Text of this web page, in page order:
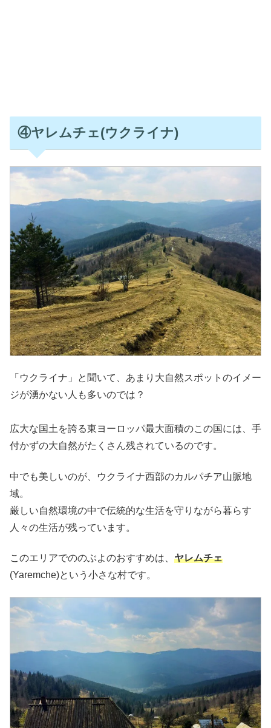
④ヤレムチェ(ウクライナ)
「ウクライナ」と聞いて、あまり大自然スポットのイメー
ジが湧かない人も多いのでは？
広大な国土を誇る東ヨーロッパ最大面積のこの国には、手
付かずの大自然がたくさん残されているのです。
中でも美しいのが、ウクライナ西部のカルパチア山脈地
域。
厳しい自然環境の中で伝統的な生活を守りながら暮らす
人々の生活が残っています。
このエリアでののぶよのおすすめは、 ヤレムチェ
(Yaremche)という小さな村です。